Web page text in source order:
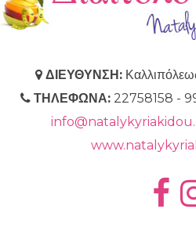
ΔΙΕΥΘΥΝΣΗ:
ΤΗΛΕΦΩΝΑ:22758158 -